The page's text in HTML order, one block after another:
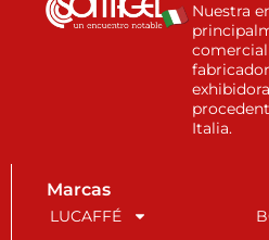
Nuestra
Italia.
Marcas
LUCAFFÉ